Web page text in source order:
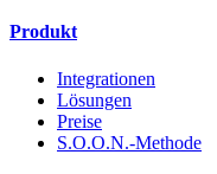
Produkt
Integrationen
Lösungen
Preise
S.O.O.N.-Methode